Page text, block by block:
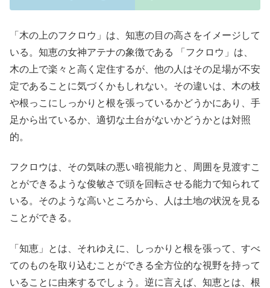
「木の上のフクロウ」は、知恵の目の高さをイメージして
いる。知恵の女神アテナの象徴である 「フクロウ」は、
木の上で楽々と高く定住するが、他の人はその足場が不安
定であることに気づくかもしれない。その違いは、木の枝
や根っこにしっかりと根を張っているかどうかにあり、手
足から出ているか、適切な土台がないかどうかとは対照
的。
フクロウは、その気味の悪い暗視能力と、周囲を見渡すこ
とができるような俊敏さで頭を回転させる能力で知られて
いる。そのような高いところから、人は土地の状況を見る
ことができる。
「知恵」とは、それゆえに、しっかりと根を張って、すべ
てのものを取り込むことができる全方位的な視野を持って
いることに由来するでしょう。逆に言えば、知恵とは、根